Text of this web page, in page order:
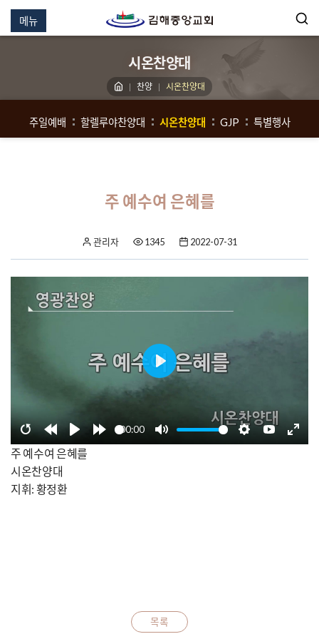
메뉴
시온찬양대
찬양 시온찬양대
주일예배 할렐루야찬양대 시온찬양대 GJP 특별행사
주 예수여 은혜를
관리자 1345 2022-07-31
RestartRewind
10s
Play Forward
00:00
Mute SettingsYouTube
Enter
Play
주 예수여 은혜를
시온찬양대
지휘: 황정환
목록